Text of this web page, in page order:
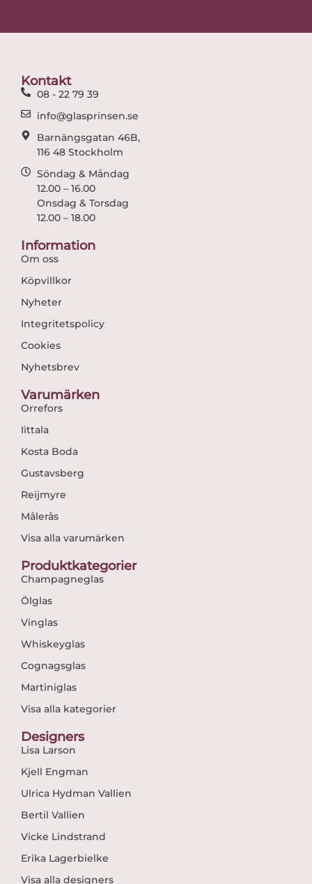
Kontakt
08 - 22 79 39
info@glasprinsen.se
Barnängsgatan 46B,
116 48 Stockholm
Söndag & Måndag
12.00 – 16.00
Onsdag & Torsdag
12.00 – 18.00
Information
Om oss
Köpvillkor
Nyheter
Integritetspolicy
Cookies
Nyhetsbrev
Varumärken
Orrefors
Iittala
Kosta Boda
Gustavsberg
Reijmyre
Målerås
Visa alla varumärken
Produktkategorier
Champagneglas
Ölglas
Vinglas
Whiskeyglas
Cognagsglas
Martiniglas
Visa alla kategorier
Designers
Lisa Larson
Kjell Engman
Ulrica Hydman Vallien
Bertil Vallien
Vicke Lindstrand
Erika Lagerbielke
Visa alla designers